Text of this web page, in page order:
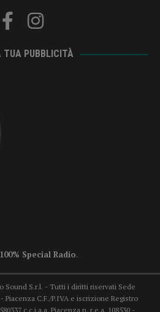
TUA PUBBLICITÀ
Special Radio.
Sound S.r.l. - Tutti i diritti riservati Sede
Piacenza C.F./P.IVA e iscrizione Registro
c.c.i.a.a. Piacenza n. r.e.a. 108530 -